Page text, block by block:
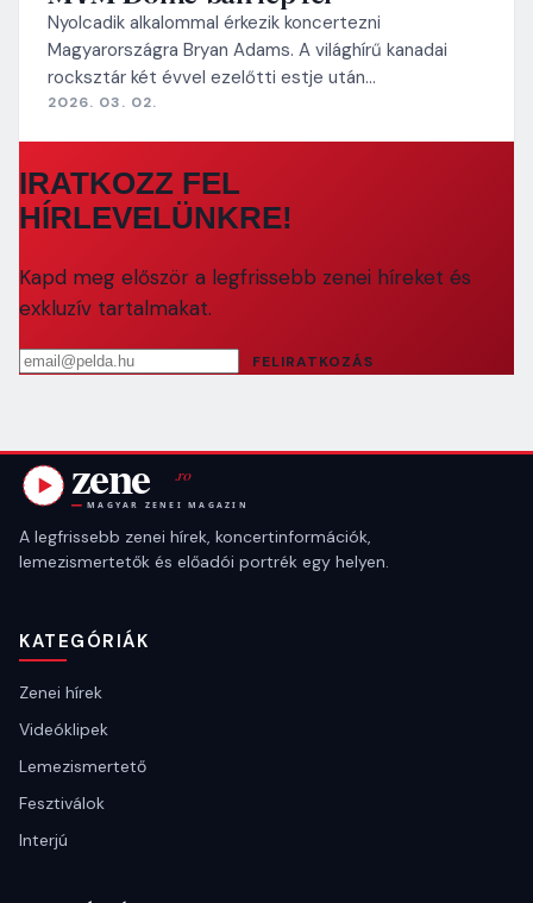
Nyolcadik alkalommal érkezik koncertezni
Magyarországra Bryan Adams. A világhírű kanadai
rocksztár két évvel ezelőtti estje után…
2026. 03. 02.
IRATKOZZ FEL
HÍRLEVELÜNKRE!
Kapd meg először a legfrissebb zenei híreket és
exkluzív tartalmakat.
Email cím
FELIRATKOZÁS
A legfrissebb zenei hírek, koncertinformációk,
lemezismertetők és előadói portrék egy helyen.
KATEGÓRIÁK
Zenei hírek
Videóklipek
Lemezismertető
Fesztiválok
Interjú